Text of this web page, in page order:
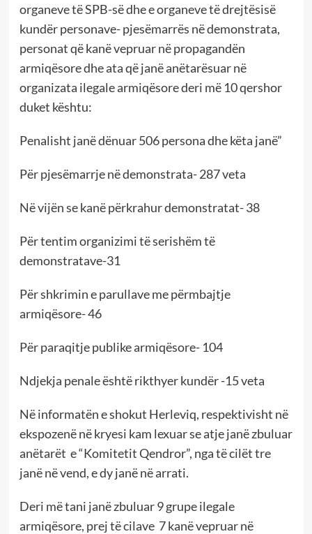
organeve të SPB-së dhe e organeve të drejtësisë
kundër personave- pjesëmarrës në demonstrata,
personat që kanë vepruar në propagandën
armiqësore dhe ata që janë anëtarësuar në
organizata ilegale armiqësore deri më 10 qershor
duket kështu:
Penalisht janë dënuar 506 persona dhe këta janë”
Për pjesëmarrje në demonstrata- 287 veta
Në vijën se kanë përkrahur demonstratat- 38
Për tentim organizimi të serishëm të
demonstratave-31
Për shkrimin e parullave me përmbajtje
armiqësore- 46
Për paraqitje publike armiqësore- 104
Ndjekja penale është rikthyer kundër -15 veta
Në informatën e shokut Herleviq, respektivisht në
ekspozenë në kryesi kam lexuar se atje janë zbuluar
anëtarët e “Komitetit Qendror”, nga të cilët tre
janë në vend, e dy janë në arrati.
Deri më tani janë zbuluar 9 grupe ilegale
armiqësore, prej të cilave 7 kanë vepruar në